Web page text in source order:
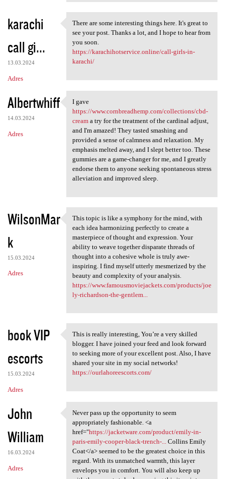
karachi
call gi...
13.03.2024
Adres
There are some interesting
There are some interesting things here. It's great to
see your post. Thanks a lot, and I hope to hear from
you soon.
https://karachihotservice.online/call-girls-in-
karachi/
Albertwhiff
14.03.2024
Adres
I gave https://www
I gave
https://www.cornbreadhemp.com/collections/cbd-
creama try for the treatment of the cardinal adjust,
and I'm amazed! They tasted smashing and
provided a sense of calmness and relaxation. My
emphasis melted away, and I slept better too. These
gummies are a game-changer for me, and I greatly
endorse them to anyone seeking spontaneous stress
alleviation and improved sleep.
WilsonMar
k
15.03.2024
Adres
This topic is like a symphony
This topic is like a symphony for the mind, with
each idea harmonizing perfectly to create a
masterpiece of thought and expression. Your
ability to weave together disparate threads of
thought into a cohesive whole is truly awe-
inspiring. I find myself utterly mesmerized by the
beauty and complexity of your analysis.
https://www.famousmoviejackets.com/products/joe
ly-richardson-the-gentlem...
book VIP
escorts
15.03.2024
Adres
This is really interesting,
This is really interesting, You’re a very skilled
blogger. I have joined your feed and look forward
to seeking more of your excellent post. Also, I have
shared your site in my social networks!
https://ourlahoreescorts.com/
John
William
16.03.2024
Adres
Never pass up the opportunity
Never pass up the opportunity to seem
appropriately fashionable. <a
href="https://jacketware.com/product/emily-in-
paris-emily-cooper-black-trench-...Collins Emily
Coat</a> seemed to be the greatest choice in this
regard. With its unmatched warmth, this layer
envelops you in comfort. You will also keep up